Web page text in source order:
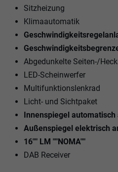
Sitzheizung
Klimaautomatik
Abgedunkelte Seiten-/
LED-Scheinwerfer
Multifunktionslenkrad
Licht- und Sichtpaket
Innenspiegel automatisch
Außenspiegel elektrisch
16"" LM ""NOMA""
DAB Receiver